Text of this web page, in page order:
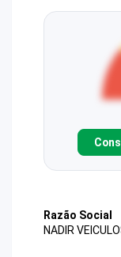
Razão Social
NADIR